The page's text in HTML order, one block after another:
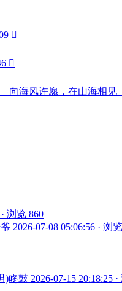


向海风许愿，在山海相见
浏览 860
2026-07-08 05:06:56 · 浏
)咚鼓 2026-07-15 20:18:25